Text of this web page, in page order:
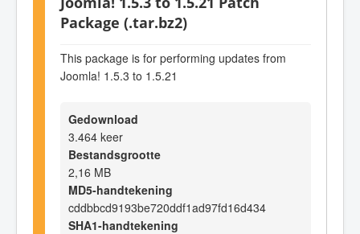
Package (.tar.bz2)
This package is for performing updates from
Joomla! 1.5.3 to 1.5.21
Gedownload
3.464 keer
Bestandsgrootte
2,16 MB
MD5-handtekening
cddbbcd9193be720ddf1ad97fd16d434
SHA1-handtekening